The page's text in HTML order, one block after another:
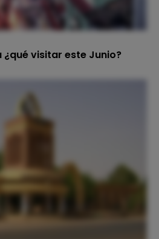
¿qué visitar este Junio?